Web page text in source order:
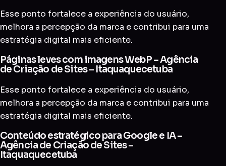
Esse ponto fortalece a experiência do usuário,
melhora a percepção da marca e contribui para uma
estratégia digital mais eficiente.
Páginas leves com imagens WebP – Agência
de Criação de Sites – Itaquaquecetuba
Esse ponto fortalece a experiência do usuário,
melhora a percepção da marca e contribui para uma
estratégia digital mais eficiente.
Conteúdo estratégico para Google e IA –
Agência de Criação de Sites –
Itaquaquecetuba